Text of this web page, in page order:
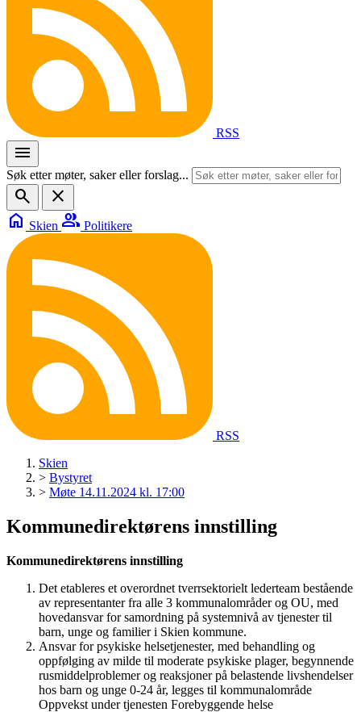
RSS
menu
Søk etter møter, saker eller forslag...
search
close
home Skien group Politikere
RSS
Skien
> Bystyret
> Møte 14.11.2024 kl. 17:00
Kommunedirektørens innstilling
Kommunedirektørens innstilling
Det etableres et overordnet tverrsektorielt lederteam bestående
av representanter fra alle 3 kommunalområder og OU, med
hovedansvar for samordning på systemnivå av tjenester til
barn, unge og familier i Skien kommune.
Ansvar for psykiske helsetjenester, med behandling og
oppfølging av milde til moderate psykiske plager, begynnende
rusmiddelproblemer og reaksjoner på belastende livshendelser
hos barn og unge 0-24 år, legges til kommunalområde
Oppvekst under tjenesten Forebyggende helse